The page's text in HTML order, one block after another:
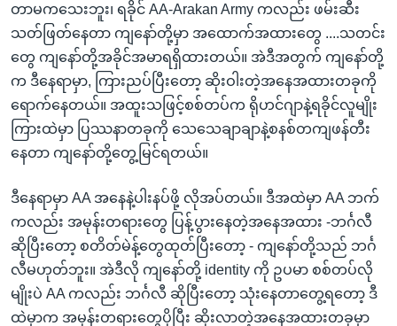
တာမကသေးဘူး၊ ရခိုင် AA-Arakan Army ကလည်း ဖမ်းဆီး
သတ်ဖြတ်နေတာ ကျနော်တို့မှာ အထောက်အထားတွေ ....သတင်း
တွေ ကျနော်တို့အခိုင်အမာရရှိထားတယ်။ အဲဒီအတွက် ကျနော်တို့
က ဒီနေရာမှာ, ကြားညပ်ပြီးတော့ ဆိုးဝါးတဲ့အနေအထားတခုကို
ရောက်နေတယ်။ အထူးသဖြင့်စစ်တပ်က ရိုဟင်ဂျာနဲ့ရခိုင်လူမျိုး
ကြားထဲမှာ ပြဿနာတခုကို သေသေချာချာနဲ့စနစ်တကျဖန်တီး
နေတာ ကျနော်တို့တွေ့မြင်ရတယ်။
ဒီနေရာမှာ AA အနေနဲ့ပါးနပ်ဖို့ လိုအပ်တယ်။ ဒီအထဲမှာ AA ဘက်
ကလည်း အမုန်းတရားတွေ ပြန့်ပွားနေတဲ့အနေအထား -ဘင်္ဂလီ
ဆိုပြီးတော့ စတိတ်မဲန့်တွေထုတ်ပြီးတော့ - ကျနော်တို့သည် ဘင်္ဂ
လီမဟုတ်ဘူး။ အဲဒီလို ကျနော်တို့ identity ကို ဥပမာ စစ်တပ်လို
မျိုးပဲ AA ကလည်း ဘင်္ဂလီ ဆိုပြီးတော့ သုံးနေတာတွေ့ရတော့ ဒီ
ထဲမှာက အမုန်းတရားတွေပိုပြီး ဆိုးလာတဲ့အနေအထားတခုမှာ